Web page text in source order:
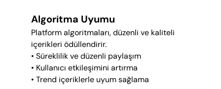
Algoritma Uyumu
Platform algoritmaları, düzenli ve kaliteli
içerikleri ödüllendirir.
• Süreklilik ve düzenli paylaşım
• Kullanıcı etkileşimini artırma
• Trend içeriklerle uyum sağlama